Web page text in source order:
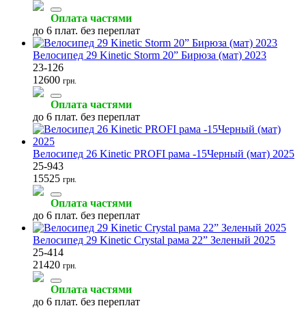
Оплата частями
до 6 плат. без переплат
Велосипед 29 Kinetic Storm 20” Бирюза (мат) 2023
23-126
12600 грн.
Оплата частями
до 6 плат. без переплат
Велосипед 26 Kinetic PROFI рама -15Черный (мат) 2025
25-943
15525 грн.
Оплата частями
до 6 плат. без переплат
Велосипед 29 Kinetic Crystal рама 22” Зеленый 2025
25-414
21420 грн.
Оплата частями
до 6 плат. без переплат